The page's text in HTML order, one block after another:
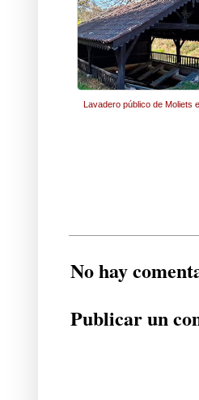
Lavadero público de Moliets
No hay
Publicar un